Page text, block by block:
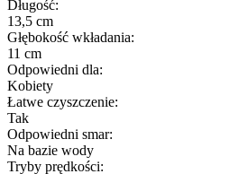
Długość:
13,5 cm
Głębokość wkładania:
11 cm
Odpowiedni dla:
Kobiety
Łatwe czyszczenie:
Tak
Odpowiedni smar:
Na bazie wody
Tryby prędkości: